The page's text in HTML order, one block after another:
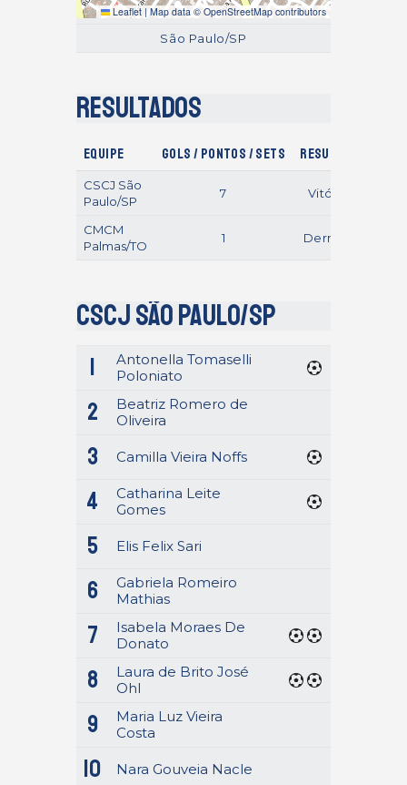
Leaflet | Map data © OpenStreetMap contributors
São Paulo/SP
Resultados
Equipe Gols / Pontos / Sets Resultado
CSCJ São
Paulo/SP
7 Vitórias
CMCM
Palmas/TO
1 Derrotas
CSCJ São Paulo/SP
1
Antonella Tomaselli
Poloniato
2
Beatriz Romero de
Oliveira
3 Camilla Vieira Noffs
4
Catharina Leite
Gomes
5 Elis Felix Sari
6
Gabriela Romeiro
Mathias
7
Isabela Moraes De
Donato
8
Laura de Brito José
Ohl
9
Maria Luz Vieira
Costa
10 Nara Gouveia Nacle